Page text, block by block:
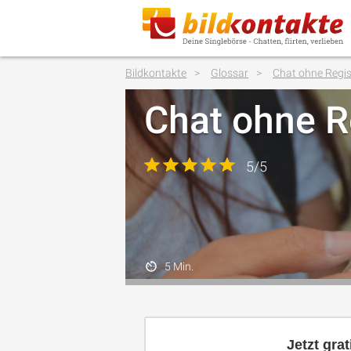
Bildkontakte Glossar Chat ohne
Chat ohne
5/5
5 Min.
Jetzt